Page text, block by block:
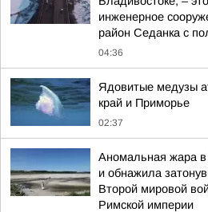
инженерное
район Седанка с
04:36
Ядовитые медузы
край и Приморье
02:37
Аномальная жара
и обнажила
Второй мировой
Римской империи